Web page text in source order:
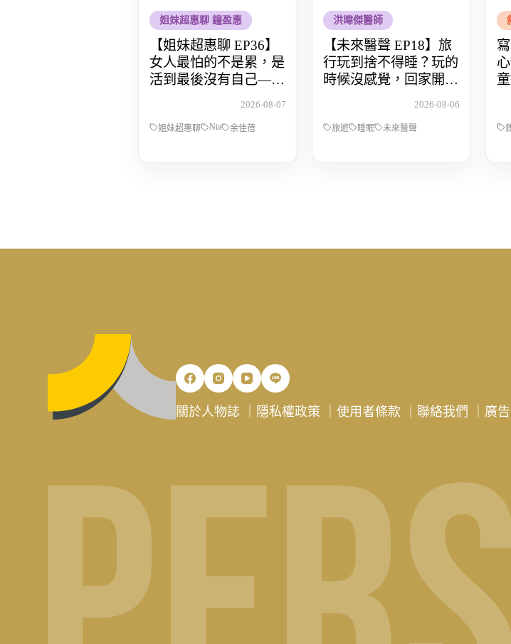
姐妹超惠聊 鐘盈惠
【姐妹超惠聊 EP36】
女人最怕的不是累，是
活到最後沒有自己——
找回人生主導權的那段
2026-08-07
姐妹超惠聊 Nia 余佳蓓
洪暐傑醫師
【未來醫聲 EP18】旅
行玩到捨不得睡？玩的
時候沒感覺，回家開始
2026-08-06
旅遊 睡眠 未來醫聲
關於人物誌 隱私權政策 ｜使用者條款 ｜聯絡我們 廣